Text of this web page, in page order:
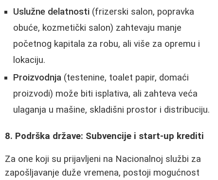
Uslužne delatnosti (frizerski salon, popravka
obuće, kozmetički salon) zahtevaju manje
početnog kapitala za robu, ali više za opremu i
lokaciju.
Proizvodnja (testenine, toalet papir, domaći
proizvodi) može biti isplativa, ali zahteva veća
ulaganja u mašine, skladišni prostor i distribuciju.
8. Podrška države: Subvencije i start-up krediti
Za one koji su prijavljeni na Nacionalnoj službi za
zapošljavanje duže vremena, postoji mogućnost